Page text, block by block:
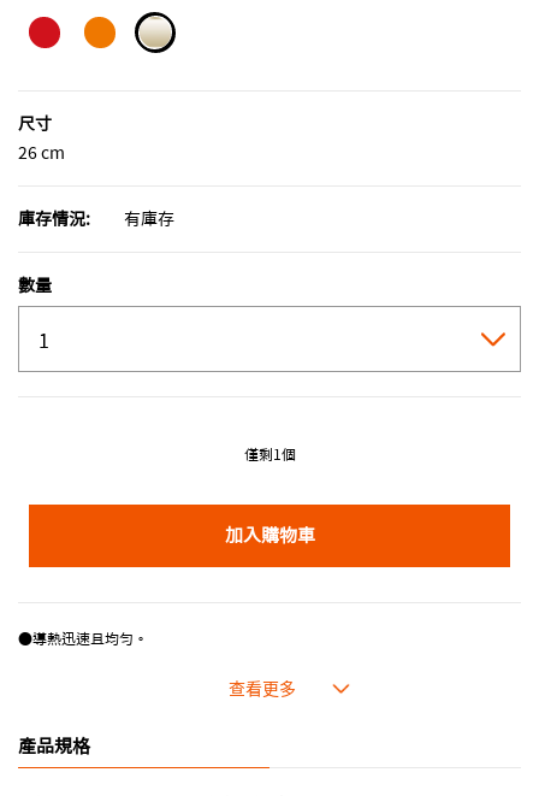
尺寸
26 cm
庫存情況: 有庫存
數量
僅剩1個
加入購物車
●導熱迅速且均勻。
●琺瑯容易清潔，色澤外型美觀亮麗。
產品規格